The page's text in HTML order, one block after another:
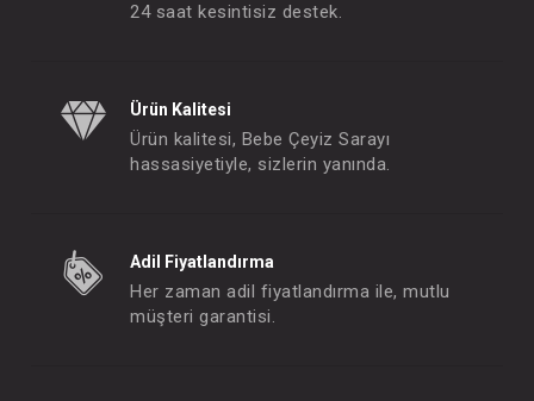
24 saat kesintisiz destek.
Ürün Kalitesi
Ürün kalitesi, Bebe Çeyiz Sarayı
hassasiyetiyle, sizlerin yanında.
Adil Fiyatlandırma
Her zaman adil fiyatlandırma ile, mutlu
müşteri garantisi.